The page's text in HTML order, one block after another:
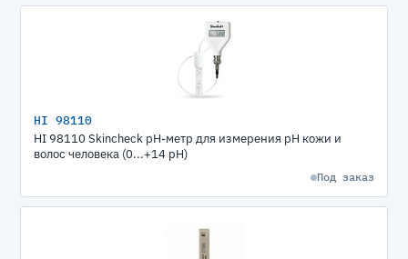
HI 98110
HI 98110 Skincheck рН-метр для измерения рН кожи и
волос человека (0...+14 pH)
Под заказ